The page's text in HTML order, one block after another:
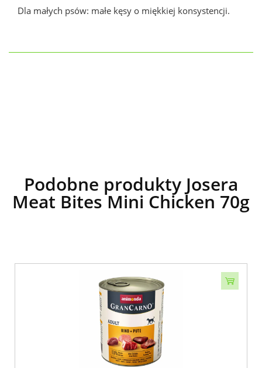
Dla małych psów: małe kęsy o miękkiej konsystencji.
Podobne produkty Josera
Meat Bites Mini Chicken 70g